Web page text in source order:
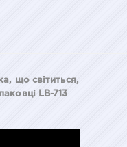
що світиться,
LB-713